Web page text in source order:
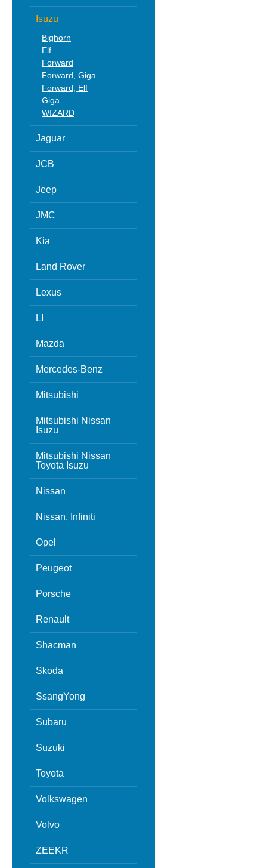
Isuzu
Bighorn
Elf
Forward
Forward, Giga
Forward, Elf
Giga
WIZARD
Jaguar
JCB
Jeep
JMC
Kia
Land Rover
Lexus
LI
Mazda
Mercedes-Benz
Mitsubishi
Mitsubishi Nissan
Isuzu
Mitsubishi Nissan
Toyota Isuzu
Nissan
Nissan, Infiniti
Opel
Peugeot
Porsche
Renault
Shacman
Skoda
SsangYong
Subaru
Suzuki
Toyota
Volkswagen
Volvo
ZEEKR